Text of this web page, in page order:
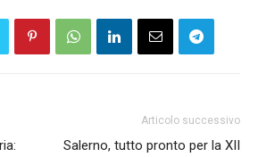
Articolo successivo
Salerno, tutto pronto per la XII